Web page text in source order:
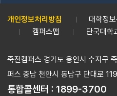
개인정보처리방침 대학정보
캠퍼스맵
단국대학
죽전캠퍼스 경기도 용인시 수지구
퍼스 충남 천안시 동남구 단대로
통합콜센터 : 1899-3700